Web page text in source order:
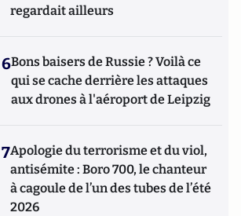
regardait ailleurs
6Bons baisers de Russie ? Voilà ce
qui se cache derrière les attaques
aux drones à l'aéroport de Leipzig
7Apologie du terrorisme et du viol,
antisémite : Boro 700, le chanteur
à cagoule de l’un des tubes de l’été
2026